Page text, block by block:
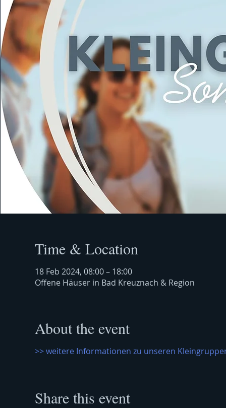
Time & Location
18 Feb 2024, 08:00 – 18:00
Offene Häuser in Bad Kreuznach & Region
About the event
>> weitere Informationen zu unseren
Share this event